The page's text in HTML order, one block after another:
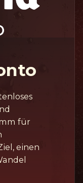
für
einen